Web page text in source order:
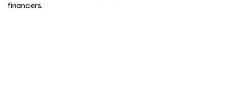
financiers.